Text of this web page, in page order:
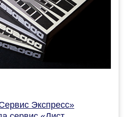
Экспресс»